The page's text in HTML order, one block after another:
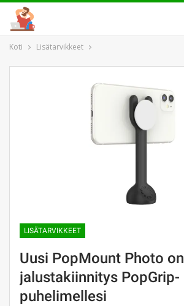
Koti Lisätarvikkeet
LISÄTARVIKKEET
Uusi PopMount Photo on
jalustakiinnitys PopGrip-
puhelimellesi